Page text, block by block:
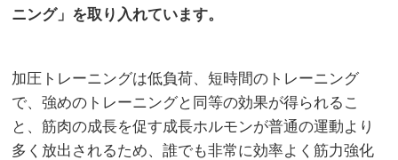
ニング」を取り入れています。
加圧トレーニングは低負荷、短時間のトレーニング
で、強めのトレーニングと同等の効果が得られるこ
と、筋肉の成長を促す成長ホルモンが普通の運動より
多く放出されるため、誰でも非常に効率よく筋力強化